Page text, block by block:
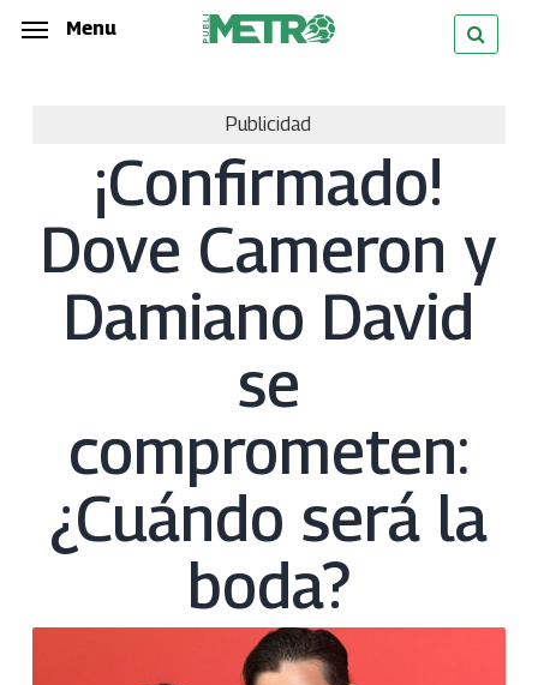
Skip
Menu
Publicidad
¡Confirmado!
Dove Cameron y
Damiano David
se
comprometen:
¿Cuándo será la
boda?
Menu